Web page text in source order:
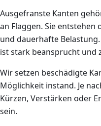
Ausgefranste Kanten
an Flaggen. Sie
und dauerhafte
ist stark beansprucht und
Wir setzen beschädigte
Möglichkeit instand. Je
Kürzen, Verstärken oder
sein.